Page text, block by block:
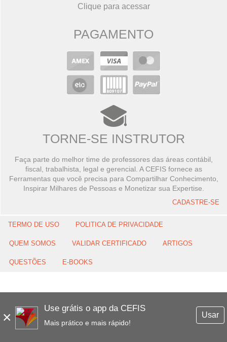
×
Use grátis o app da CEFIS
Mais prático e mais rápido!
Usar
Clique para acessar
PAGAMENTO
TORNE-SE INSTRUTOR
Faça parte do melhor time de professores das áreas contábil,
fiscal, trabalhista, legal e gerencial. A CEFIS fornece as
Ferramentas que você precisa para Compartilhar Conhecimento,
Inspirar Milhares de Pessoas e Monetizar sua Expertise.
CADASTRE-SE
TERMO DE USO POLITICA DE PRIVACIDADE
QUEM SOMOS VALIDAR CERTIFICADO ARTIGOS
QUESTÕES E-BOOKS